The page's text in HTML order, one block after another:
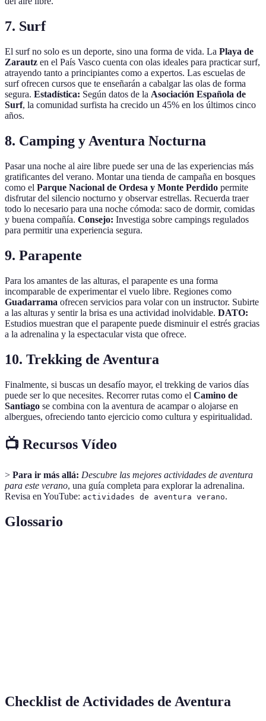
7. Surf
El surf no solo es un deporte, sino una forma de vida. La Playa de
Zarautz en el País Vasco cuenta con olas ideales para practicar surf,
atrayendo tanto a principiantes como a expertos. Las escuelas de
surf ofrecen cursos que te enseñarán a cabalgar las olas de forma
segura. Estadística: Según datos de la Asociación Española de
Surf, la comunidad surfista ha crecido un 45% en los últimos cinco
años.
8. Camping y Aventura Nocturna
Pasar una noche al aire libre puede ser una de las experiencias más
gratificantes del verano. Montar una tienda de campaña en bosques
como el Parque Nacional de Ordesa y Monte Perdido permite
disfrutar del silencio nocturno y observar estrellas. Recuerda traer
todo lo necesario para una noche cómoda: saco de dormir, comidas
y buena compañía. Consejo: Investiga sobre campings regulados
para permitir una experiencia segura.
9. Parapente
Para los amantes de las alturas, el parapente es una forma
incomparable de experimentar el vuelo libre. Regiones como
Guadarrama ofrecen servicios para volar con un instructor. Subirte
a las alturas y sentir la brisa es una actividad inolvidable. DATO:
Estudios muestran que el parapente puede disminuir el estrés gracias
a la adrenalina y la espectacular vista que ofrece.
10. Trekking de Aventura
Finalmente, si buscas un desafío mayor, el trekking de varios días
puede ser lo que necesites. Recorrer rutas como el Camino de
Santiago se combina con la aventura de acampar o alojarse en
albergues, ofreciendo tanto ejercicio como cultura y espiritualidad.
📺 Recursos Vídeo
> Para ir más allá: Descubre las mejores actividades de aventura
para este verano, una guía completa para explorar la adrenalina.
Revisa en YouTube: actividades de aventura verano.
Glossario
Checklist de Actividades de Aventura